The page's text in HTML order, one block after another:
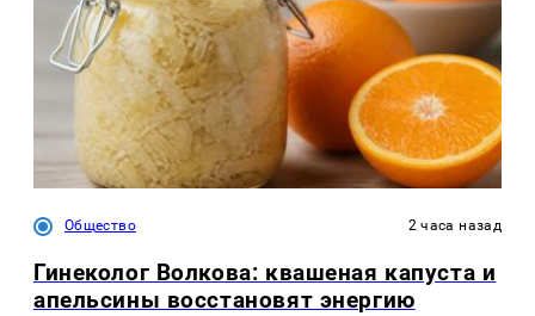
Общество 2 часа назад
Гинеколог Волкова: квашеная капуста и
апельсины восстановят энергию